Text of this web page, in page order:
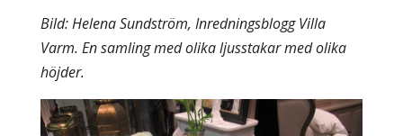
Bild: Helena Sundström, Inredningsblogg Villa
Varm. En samling med olika ljusstakar med olika
höjder.